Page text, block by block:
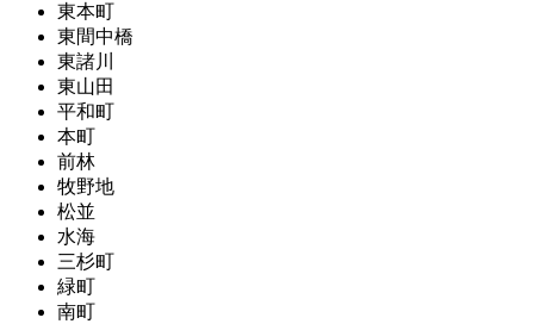
東本町
東間中橋
東諸川
東山田
平和町
本町
前林
牧野地
松並
水海
三杉町
緑町
南町